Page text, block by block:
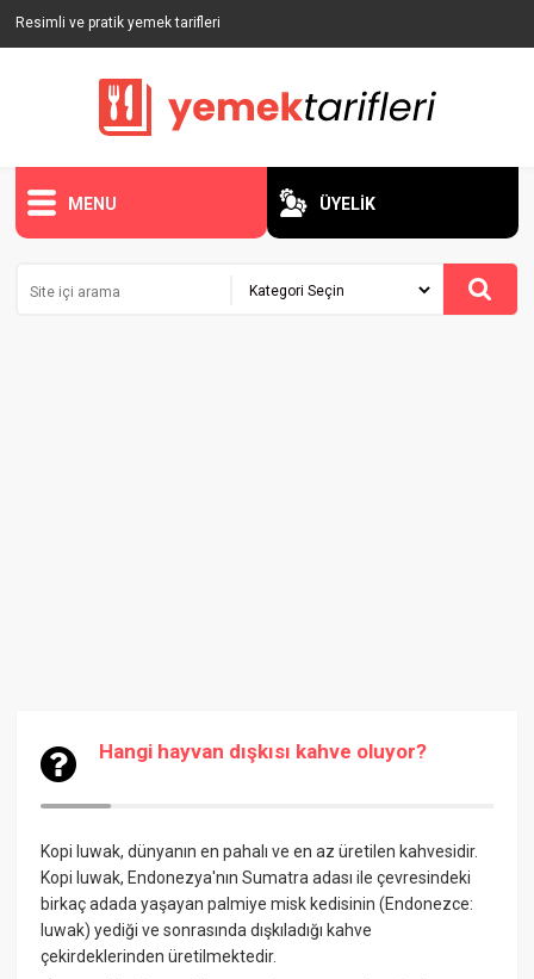
Resimli ve pratik yemek tarifleri
MENU ÜYELİK
Hangi hayvan dışkısı kahve oluyor?
Kopi luwak, dünyanın en pahalı ve en az üretilen kahvesidir.
Kopi luwak, Endonezya'nın Sumatra adası ile çevresindeki
birkaç adada yaşayan palmiye misk kedisinin (Endonezce:
luwak) yediği ve sonrasında dışkıladığı kahve
çekirdeklerinden üretilmektedir.